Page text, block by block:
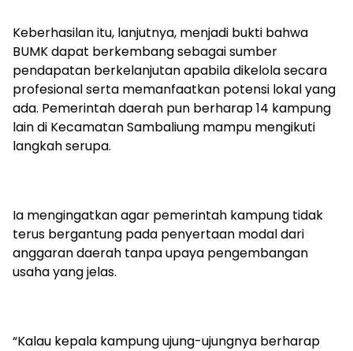
Keberhasilan itu, lanjutnya, menjadi bukti bahwa
BUMK dapat berkembang sebagai sumber
pendapatan berkelanjutan apabila dikelola secara
profesional serta memanfaatkan potensi lokal yang
ada. Pemerintah daerah pun berharap 14 kampung
lain di Kecamatan Sambaliung mampu mengikuti
langkah serupa.
Ia mengingatkan agar pemerintah kampung tidak
terus bergantung pada penyertaan modal dari
anggaran daerah tanpa upaya pengembangan
usaha yang jelas.
“Kalau kepala kampung ujung-ujungnya berharap